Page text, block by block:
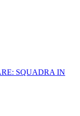
SQUADRA IN